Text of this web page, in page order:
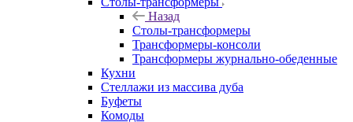
Назад
Столы-трансформеры
Трансформеры-консоли
Трансформеры журнально-обеденные
Кухни
Стеллажи из массива дуба
Буфеты
Комоды